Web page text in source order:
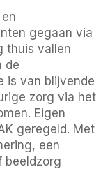
gegaan via
thuis vallen
de
is van blijvende
zorg via het
Eigen
geregeld. Met
een
beeldzorg